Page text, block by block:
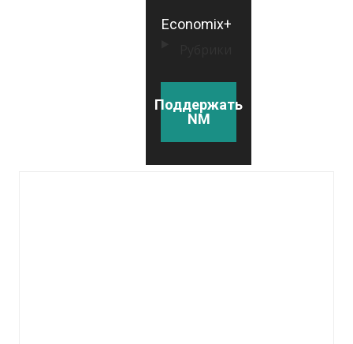
Economix+
Поддержать
NM